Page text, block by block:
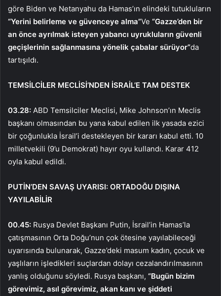
göre Biden ve Netanyahu da Hamas’ın elindeki tutukluların
“Yerini belirleme ve güvenceye alma”Ve “Gazze’den bir
an önce ayrılmak isteyen yabancı uyrukluların güvenli
geçişlerinin sağlanmasına yönelik çabalar sürüyor”da
tartışıldı.
TEMSİLCİLER MECLİSİ’NDEN İSRAİL’E TAM DESTEK
03.28: ABD Temsilciler Meclisi, Mike Johnson’ın Meclis
başkanı olmasından bu yana kabul edilen ilk yasada ezici
bir çoğunlukla İsrail’i destekleyen bir kararı kabul etti. 10
milletvekili (9’u Demokrat) hayır oyu kullandı. Karar 412
oyla kabul edildi.
PUTİN’DEN SAVAŞ UYARISI: ORTADOĞU DIŞINA
YAYILABİLİR
00.45: Rusya Devlet Başkanı Putin, İsrail’in Hamas’la
çatışmasının Orta Doğu’nun çok ötesine yayılabileceği
uyarısında bulunarak, Gazze’deki masum kadın, çocuk ve
yaşlıların işledikleri suçlardan dolayı cezalandırılmasının
yanlış olduğunu söyledi. Rusya başkanı, “Bugün bizim
görevimiz, asıl görevimiz, akan kanı ve şiddeti